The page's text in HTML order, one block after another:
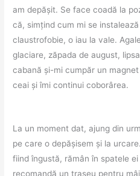
am depășit. Se face coadă la
că, simțind cum mi se
claustrofobie, o iau la vale.
glaciare, zăpada de august,
cabană și-mi cumpăr un
ceai și îmi continui coborârea.
La un moment dat, ajung din
pe care o depășisem și la
fiind îngustă, rămân în spatele
recomandă un traseu pentru